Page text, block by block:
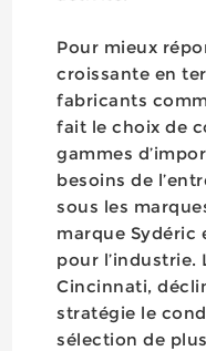
Pour mieux
croissante en
fabricants
fait le choix de
gammes
besoins de
sous les
marque Sydéric
pour l’industrie.
Cincinnati,
stratégie le
sélection de